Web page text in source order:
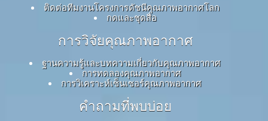
ติดต่อทีมงานโครงการดัชนีคุณภาพอากาศโลก
กดและชุดสื่อ
การวิจัยคุณภาพอากาศ
ฐานความรู้และบทความเกี่ยวกับคุณภาพอากาศ
การทดลองคุณภาพอากาศ
การวิเคราะห์เซ็นเซอร์คุณภาพอากาศ
คำถามที่พบบ่อย